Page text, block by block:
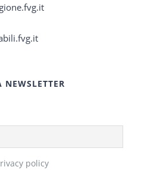
policy